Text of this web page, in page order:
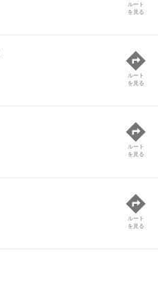
ルート
を見る
ルート
を見る
ルート
を見る
ルート
を見る